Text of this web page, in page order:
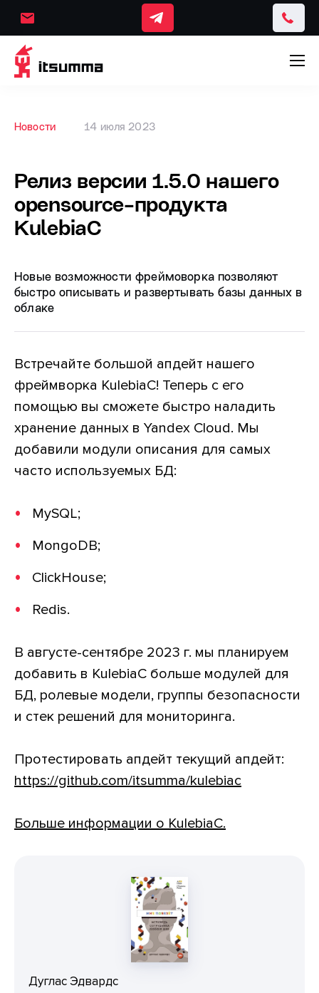
Новости 14 июля 2023
Релиз версии 1.5.0 нашего
opensource-продукта
KulebiaC
Новые возможности фреймоворка позволяют
быстро описывать и развертывать базы данных в
облаке
Встречайте большой апдейт нашего
фреймворка KulebiaC! Теперь с его
помощью вы сможете быстро наладить
хранение данных в Yandex Cloud. Мы
добавили модули описания для самых
часто используемых БД:
MySQL;
MongoDB;
ClickHouse;
Redis.
В августе-сентябре 2023 г. мы планируем
добавить в KulebiaC больше модулей для
БД, ролевые модели, группы безопасности
и стек решений для мониторинга.
Протестировать апдейт текущий апдейт:
https://github.com/itsumma/kulebiac
Больше информации о KulebiaC.
Дуглас Эдвардс